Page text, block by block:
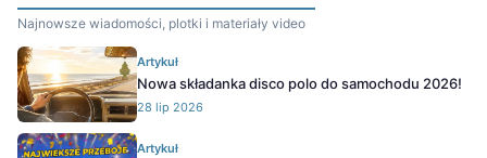
Najnowsze wiadomości, plotki i materiały video
Artykuł
Nowa składanka disco polo do samochodu 2026!
28 lip 2026
Artykuł